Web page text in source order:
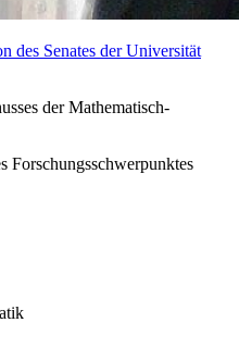
des Senates der Universität
der Mathematisch-
Forschungsschwerpunktes